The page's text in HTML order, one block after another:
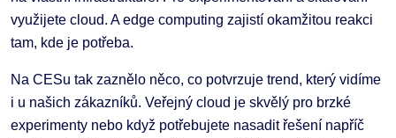
využijete cloud. A edge computing zajistí okamžitou reakci
tam, kde je potřeba.
Na CESu tak zaznělo něco, co potvrzuje trend, který vidíme
i u našich zákazníků. Veřejný cloud je skvělý pro brzké
experimenty nebo když potřebujete nasadit řešení napříč